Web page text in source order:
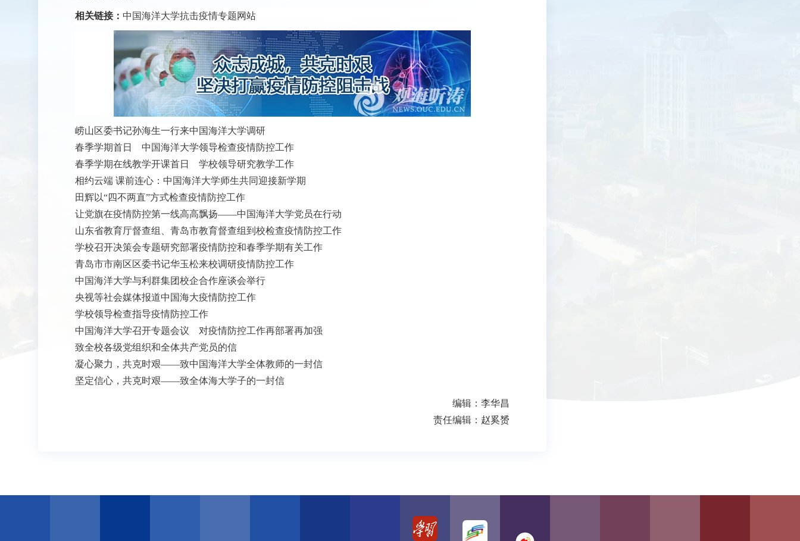
相关链接： 中国海洋大学抗击疫情专题网站
崂山区委书记孙海生一行来中国海洋大学调研
春季学期首日 中国海洋大学领导检查疫情防控工作
春季学期在线教学开课首日 学校领导研究教学工作
相约云端 课前连心：中国海洋大学师生共同迎接新学期
田辉以“四不两直”方式检查疫情防控工作
让党旗在疫情防控第一线高高飘扬——中国海洋大学党员在行动
山东省教育厅督查组、青岛市教育督查组到校检查疫情防控工作
学校召开决策会专题研究部署疫情防控和春季学期有关工作
青岛市市南区区委书记华玉松来校调研疫情防控工作
中国海洋大学与利群集团校企合作座谈会举行
央视等社会媒体报道中国海大疫情防控工作
学校领导检查指导疫情防控工作
中国海洋大学召开专题会议 对疫情防控工作再部署再加强
致全校各级党组织和全体共产党员的信
凝心聚力，共克时艰——致中国海洋大学全体教师的一封信
坚定信心，共克时艰——致全体海大学子的一封信
编辑：李华昌
责任编辑：赵奚赟